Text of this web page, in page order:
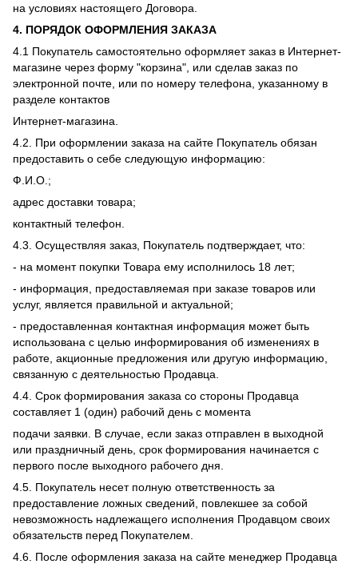
на условиях настоящего Договора.
4. ПОРЯДОК ОФОРМЛЕНИЯ ЗАКАЗА
4.1 Покупатель самостоятельно оформляет заказ в Интернет-
магазине через форму "корзина", или сделав заказ по
электронной почте, или по номеру телефона, указанному в
разделе контактов
Интернет-магазина.
4.2. При оформлении заказа на сайте Покупатель обязан
предоставить о себе следующую информацию:
Ф.И.О.;
адрес доставки товара;
контактный телефон.
4.3. Осуществляя заказ, Покупатель подтверждает, что:
- на момент покупки Товара ему исполнилось 18 лет;
- информация, предоставляемая при заказе товаров или
услуг, является правильной и актуальной;
- предоставленная контактная информация может быть
использована с целью информирования об изменениях в
работе, акционные предложения или другую информацию,
связанную с деятельностью Продавца.
4.4. Срок формирования заказа со стороны Продавца
составляет 1 (один) рабочий день с момента
подачи заявки. В случае, если заказ отправлен в выходной
или праздничный день, срок формирования начинается с
первого после выходного рабочего дня.
4.5. Покупатель несет полную ответственность за
предоставление ложных сведений, повлекшее за собой
невозможность надлежащего исполнения Продавцом своих
обязательств перед Покупателем.
4.6. После оформления заказа на сайте менеджер Продавца